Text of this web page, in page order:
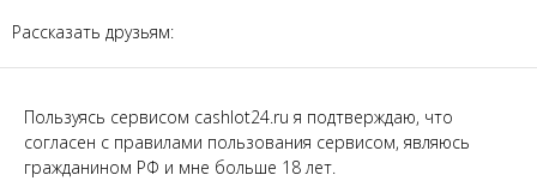
Рассказать друзьям:
Пользуясь сервисом cashlot24.ru я подтверждаю, что
согласен с правилами пользования сервисом, являюсь
гражданином РФ и мне больше 18 лет.